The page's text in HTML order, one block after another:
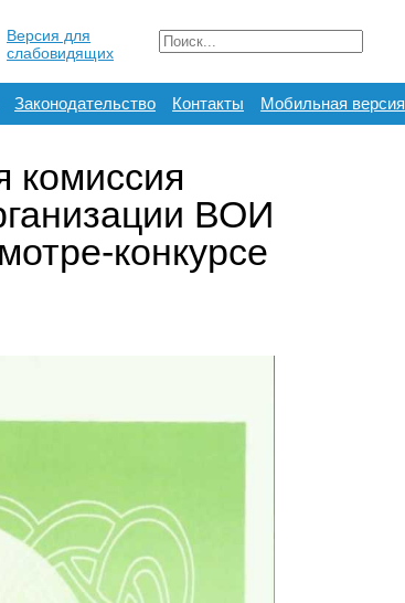
Версия для
слабовидящих
Законодательство Контакты Мобильная версия
комиссия
ВОИ
конкурсе